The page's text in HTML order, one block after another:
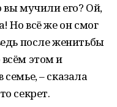
вы мучили его? Ой,
Но всё же он смог
после женитьбы
этом и
– сказала
секрет.